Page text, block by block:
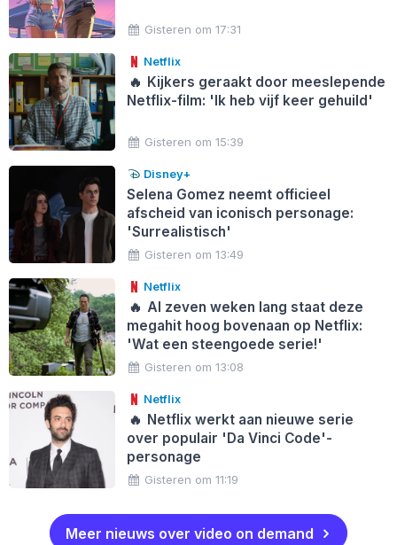
Gisteren om 17:31
Netflix
🔥 Kijkers geraakt door meeslepende
Netflix-film: 'Ik heb vijf keer gehuild'
Gisteren om 15:39
Disney+
Selena Gomez neemt officieel
afscheid van iconisch personage:
'Surrealistisch'
Gisteren om 13:49
Netflix
🔥 Al zeven weken lang staat deze
megahit hoog bovenaan op Netflix:
'Wat een steengoede serie!'
Gisteren om 13:08
Netflix
🔥 Netflix werkt aan nieuwe serie
over populair 'Da Vinci Code'-
personage
Gisteren om 11:19
Meer nieuws over video on demand